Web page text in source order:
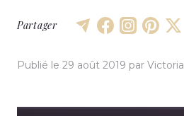
Partager
Publié le 29 août 2019 par Victoria